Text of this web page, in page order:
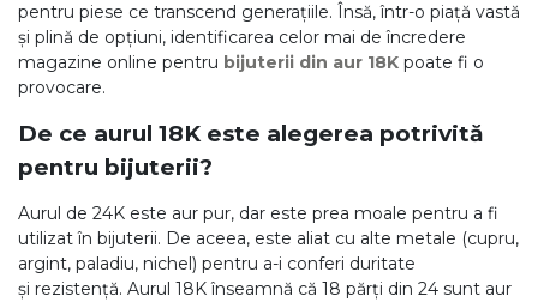
Cercei
Bratari
Coliere
Lanturi
Pandantive
DIAMANTE Vezi toate
Inele
pentru piese ce transcend generațiile. Însă, într-o piață vastă
și plină de opțiuni, identificarea celor mai de încredere
magazine online pentru bijuterii din aur 18K poate fi o
provocare.
De ce aurul 18K este alegerea potrivită
pentru bijuterii?
Aurul de 24K este aur pur, dar este prea moale pentru a fi
utilizat în bijuterii. De aceea, este aliat cu alte metale (cupru,
argint, paladiu, nichel) pentru a-i conferi duritate
și rezistență. Aurul 18K înseamnă că 18 părți din 24 sunt aur